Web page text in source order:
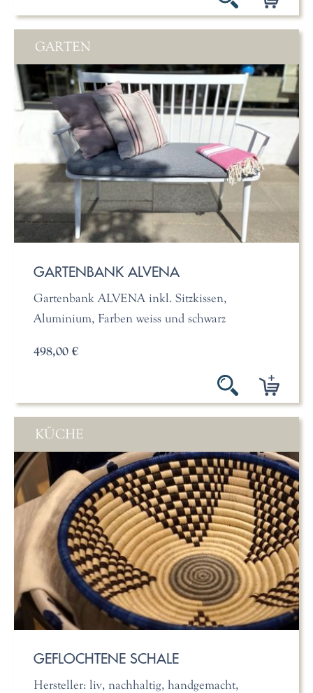
GARTEN
GARTENBANK ALVENA
Gartenbank ALVENA inkl. Sitzkissen,
Aluminium, Farben weiss und schwarz
498,00 €
KÜCHE
GEFLOCHTENE SCHALE
Hersteller: liv, nachhaltig, handgemacht,